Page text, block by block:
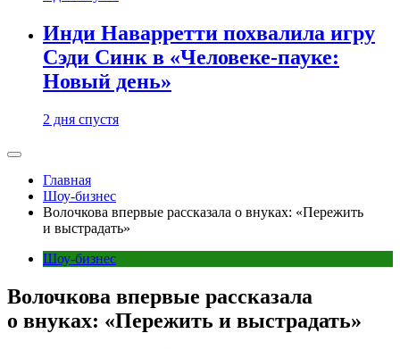
Инди Наварретти похвалила игру
Сэди Синк в «Человеке-пауке:
Новый день»
2 дня спустя
Главная
Шоу-бизнес
Волочкова впервые рассказала о внуках: «Пережить
и выстрадать»
Шоу-бизнес
Волочкова впервые рассказала
о внуках: «Пережить и выстрадать»